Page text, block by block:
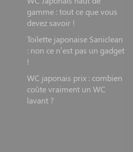
gamme : tout ce que vous
devez savoir !
Toilette japonaise Saniclean
: non ce n’est pas un gadget
!
WC japonais prix : combien
coûte vraiment un WC
lavant ?